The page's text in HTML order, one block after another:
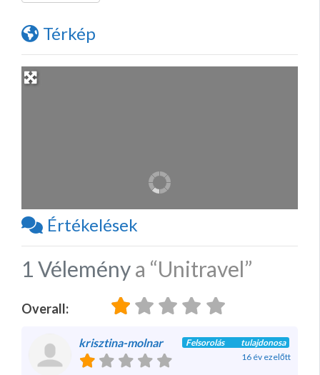
Térkép
Értékelések
1 Véleménya “Unitravel”
Overall:
krisztina-molnar
Felsorolás tulajdonosa
16 év ezelőtt